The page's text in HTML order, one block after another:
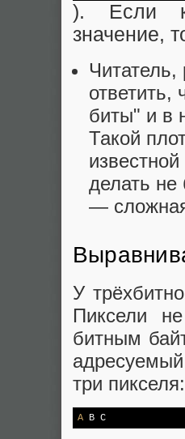
). Если
значение,
ответить,
биты" и в
Такой
делать не
—
У
Пиксели
битным
три пикселя:
A B C